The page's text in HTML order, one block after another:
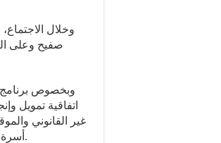
وخلال
صفيح وعلى
وبخصوص برنامج
اتفاقية تمويل
أسرة بتكلفة إجمالية قدرها 150 مليون درهم، تساهم فيها الوزارة ب 70 مليون درهم.